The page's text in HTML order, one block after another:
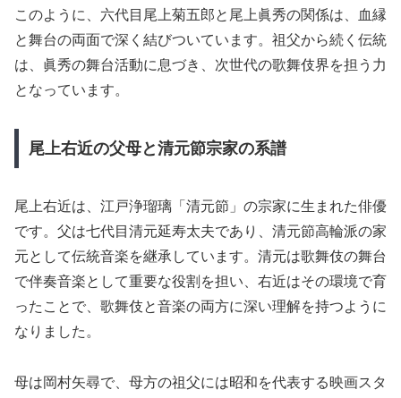
このように、六代目尾上菊五郎と尾上眞秀の関係は、血縁
と舞台の両面で深く結びついています。祖父から続く伝統
は、眞秀の舞台活動に息づき、次世代の歌舞伎界を担う力
となっています。
尾上右近の父母と清元節宗家の系譜
尾上右近は、江戸浄瑠璃「清元節」の宗家に生まれた俳優
です。父は七代目清元延寿太夫であり、清元節高輪派の家
元として伝統音楽を継承しています。清元は歌舞伎の舞台
で伴奏音楽として重要な役割を担い、右近はその環境で育
ったことで、歌舞伎と音楽の両方に深い理解を持つように
なりました。
母は岡村矢尋で、母方の祖父には昭和を代表する映画スタ